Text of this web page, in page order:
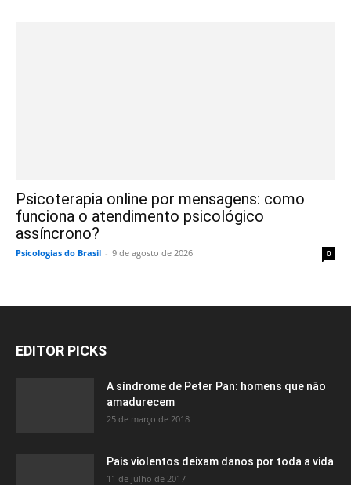
Psicoterapia online por mensagens: como
funciona o atendimento psicológico
assíncrono?
Psicologias do Brasil - 9 de agosto de 2026 0
EDITOR PICKS
A síndrome de Peter Pan: homens que não
amadurecem
25 de março de 2018
Pais violentos deixam danos por toda a vida
11 de julho de 2017